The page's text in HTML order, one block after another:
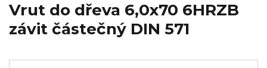
Vrut do dřeva 6,0x70 6HRZB
závit částečný DIN 571